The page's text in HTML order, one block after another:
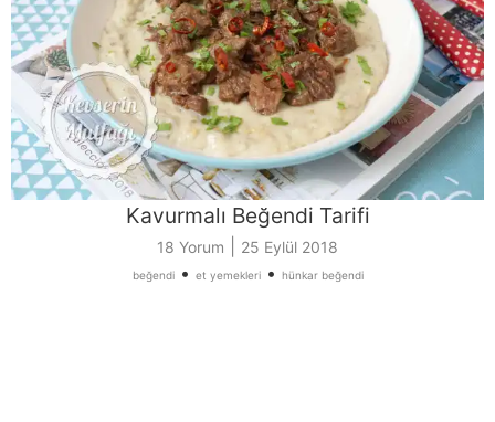
Kavurmalı Beğendi Tarifi
18 Yorum 25 Eylül 2018
beğendi• et yemekleri• hünkar beğendi